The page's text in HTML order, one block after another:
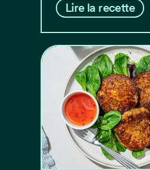
Lire la recette